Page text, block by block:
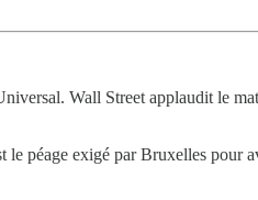
Wall Street applaudit le
péage exigé par Bruxelles pour